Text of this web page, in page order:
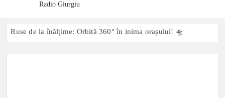
Radio Giurgiu
Ruse de la înălțime: Orbită 360° în inima orașului! 🛸